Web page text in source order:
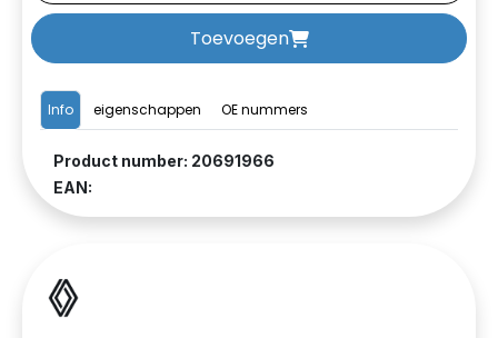
Info eigenschappen OE nummers
Product number: 20691966
EAN:
Toevoegen